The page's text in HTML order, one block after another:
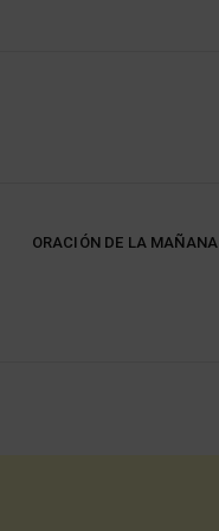
ORACIÓN DE LA MAÑANA